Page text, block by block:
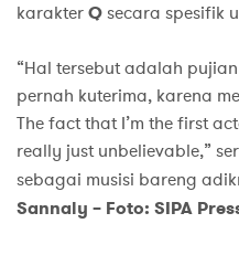
karakterQsecara spesifik
“Hal tersebut adalah
pernah kuterima, karena
The fact that I’m the first
really just unbelievable,”
sebagai musisi bareng
Sannaly – Foto: SIPA